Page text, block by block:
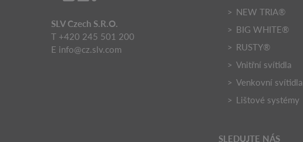
SLV Czech S.R.O.
T +420 245 501 200
E info@cz.slv.com
NEW TRIA®
BIG WHITE®
RUSTY®
Vnitřní svítidla
Venkovní svítidla
Lištové systémy
SLEDUJTE NÁS